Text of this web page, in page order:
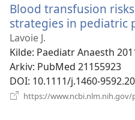
Blood transfusion
strategies in pediatric
Lavoie J.
Kilde‎: Paediatr Anaesth
Arkiv‎: PubMed 21155923
DOI‎: 10.1111/j.1460-
https://www.ncbi.nlm.nih.gov/